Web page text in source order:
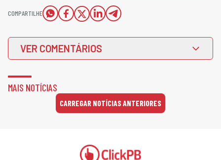
COMPARTILHE
VER COMENTÁRIOS
MAIS NOTÍCIAS
CARREGAR NOTÍCIAS ANTERIORES